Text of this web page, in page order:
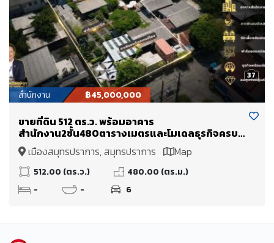
37
สำนักงาน ฿45,000,000
ขายที่ดิน 512 ตร.ว. พร้อมอาคาร
สำนักงาน2ชั้น480ตารางเมตรและโมเดลธุรกิจครบ
วงจร ฟาร์ม คาเฟ่แอนด์เรสเตอรองต์ และ ศูนย์การ
เรียนรู้เชิงเกษตร เทพารักษ์ 18
เมืองสมุทรปราการ, สมุทรปราการ Map
512.00 (ตร.ว.)
480.00 (ตร.ม.)
-
- 6